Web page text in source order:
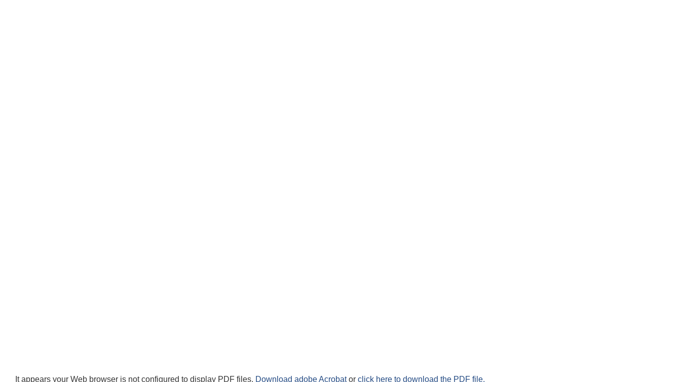
It appears your Web browser is not configured to display PDF files. Download adobe Acrobator click here to download the PDF file.